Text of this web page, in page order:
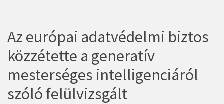
Az európai adatvédelmi biztos
közzétette a generatív
mesterséges intelligenciáról
szóló felülvizsgált